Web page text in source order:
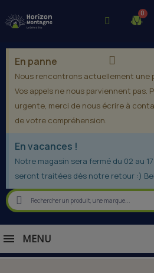
En panne
Nous rencontrons actuellement une
Vos appels ne nous parviennent pas.
urgente, merci de nous écrire à
de votre compréhension.
En vacances !
Notre magasin sera fermé du 02 au
seront traitées dès notre retour :)
MENU